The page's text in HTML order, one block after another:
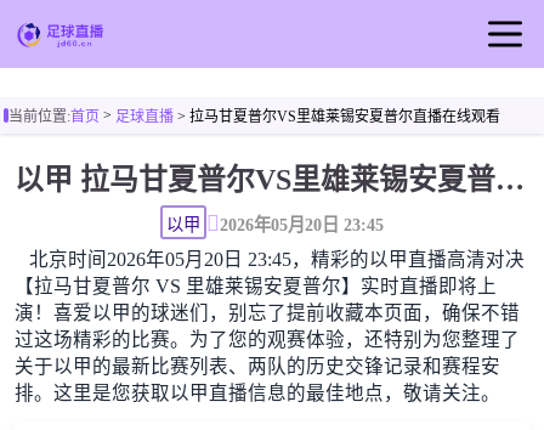
篮球直播
篮球视频
当前位置:首页> 足球直播> 拉马甘夏普尔VS里雄莱锡安夏普尔直播在线观看
以甲 拉马甘夏普尔VS里雄莱锡安夏普尔直播在线观看高清无插件
以甲 2026年05月20日 23:45
北京时间2026年05月20日 23:45，精彩的以甲直播高清对决
【拉马甘夏普尔 VS 里雄莱锡安夏普尔】实时直播即将上
演！喜爱以甲的球迷们，别忘了提前收藏本页面，确保不错
过这场精彩的比赛。为了您的观赛体验，还特别为您整理了
关于以甲的最新比赛列表、两队的历史交锋记录和赛程安
排。这里是您获取以甲直播信息的最佳地点，敬请关注。